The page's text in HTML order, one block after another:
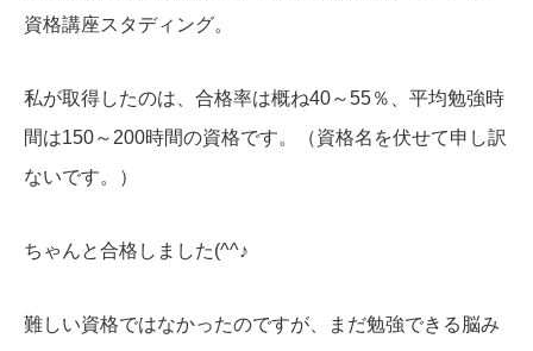
資格講座スタディング。
私が取得したのは、合格率は概ね40～55％、平均勉強時
間は150～200時間の資格です。（資格名を伏せて申し訳
ないです。）
ちゃんと合格しました(^^♪
難しい資格ではなかったのですが、まだ勉強できる脳み